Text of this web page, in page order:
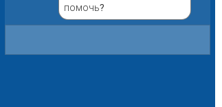
помочь?